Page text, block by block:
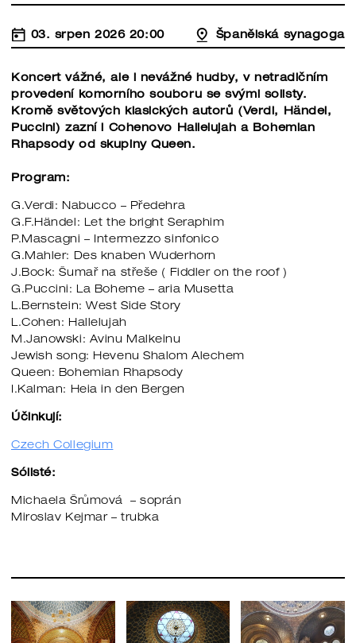
03. srpen 2026 20:00 Španělská synagoga
Koncert vážné, ale i nevážné hudby, v netradičním
provedení komorního souboru se svými solisty.
Kromě světových klasických autorů (Verdi, Händel,
Puccini) zazní i Cohenovo Hallelujah a Bohemian
Rhapsody od skupiny Queen.
Program:
G.Verdi: Nabucco – Předehra
G.F.Händel: Let the bright Seraphim
P.Mascagni – Intermezzo sinfonico
G.Mahler: Des knaben Wuderhorn
J.Bock: Šumař na střeše ( Fiddler on the roof )
G.Puccini: La Boheme – aria Musetta
L.Bernstein: West Side Story
L.Cohen: Hallelujah
M.Janowski: Avinu Malkeinu
Jewish song: Hevenu Shalom Alechem
Queen: Bohemian Rhapsody
I.Kalman: Heia in den Bergen
Účinkují:
Czech Collegium
Sólisté:
Michaela Šrůmová – soprán
Miroslav Kejmar – trubka